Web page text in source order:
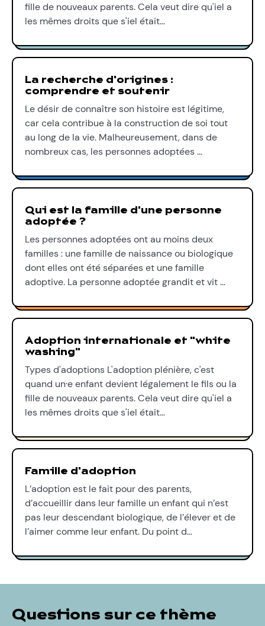
fille de nouveaux parents. Cela veut dire qu'iel a
les mêmes droits que s'iel était…
La recherche d'origines :
comprendre et soutenir
Le désir de connaître son histoire est légitime,
car cela contribue à la construction de soi tout
au long de la vie. Malheureusement, dans de
nombreux cas, les personnes adoptées …
Qui est la famille d'une personne
adoptée ?
Les personnes adoptées ont au moins deux
familles : une famille de naissance ou biologique
dont elles ont été séparées et une famille
adoptive. La personne adoptée grandit et vit …
Adoption internationale et "white
washing"
Types d'adoptions L'adoption plénière, c'est
quand un·e enfant devient légalement le fils ou la
fille de nouveaux parents. Cela veut dire qu'iel a
les mêmes droits que s'iel était…
Famille d'adoption
L’adoption est le fait pour des parents,
d’accueillir dans leur famille un enfant qui n’est
pas leur descendant biologique, de l’élever et de
l’aimer comme leur enfant. Du point d…
Questions sur ce thème